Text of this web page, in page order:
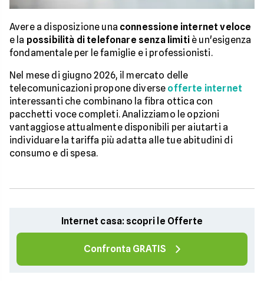
Avere a disposizione una connessione internet veloce
e la possibilità di telefonare senza limitiè un'esigenza
fondamentale per le famiglie e i professionisti.
Nel mese di giugno 2026, il mercato delle
telecomunicazioni propone diverse offerte internet
interessanti che combinano la fibra ottica con
pacchetti voce completi. Analizziamo le opzioni
vantaggiose attualmente disponibili per aiutarti a
individuare la tariffa più adatta alle tue abitudini di
consumo e di spesa.
Internet casa: scopri le Offerte
Confronta GRATIS